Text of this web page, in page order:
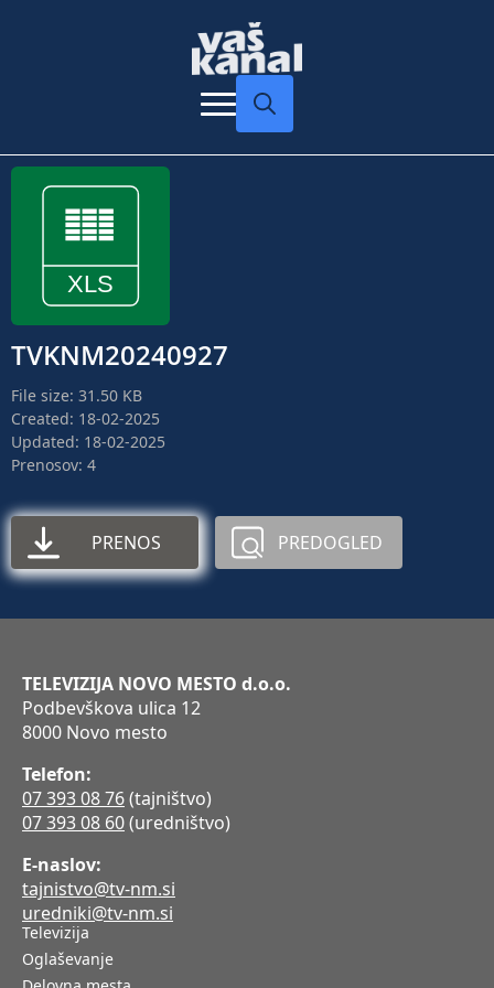
TVKNM20240927
File size: 31.50 KB
Created: 18-02-2025
Updated: 18-02-2025
Prenosov: 4
PRENOS PREDOGLED
TELEVIZIJA NOVO MESTO d.o.o.
Podbevškova ulica 12
8000 Novo mesto
Telefon:
07 393 08 76(tajništvo)
07 393 08 60(uredništvo)
E-naslov:
tajnistvo@tv-nm.si
uredniki@tv-nm.si
Televizija
Oglaševanje